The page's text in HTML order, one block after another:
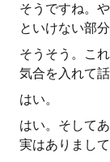
そうですね。
といけない部
そうそう。こ
気合を入れて
はい。
はい。そして
実はありまし